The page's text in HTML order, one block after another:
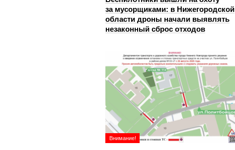
за мусорщиками: в Нижегородской
области дроны начали выявлять
незаконный сброс отходов
Внимание!